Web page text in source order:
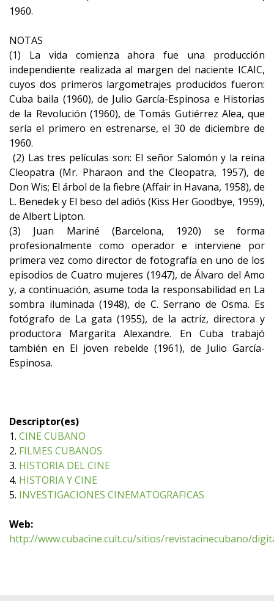
1960.
NOTAS
(1) La vida comienza ahora fue una producción
independiente realizada al margen del naciente ICAIC,
cuyos dos primeros largometrajes producidos fueron:
Cuba baila (1960), de Julio García-Espinosa e Historias
de la Revolución (1960), de Tomás Gutiérrez Alea, que
sería el primero en estrenarse, el 30 de diciembre de
1960.
(2) Las tres películas son: El señor Salomón y la reina
Cleopatra (Mr. Pharaon and the Cleopatra, 1957), de
Don Wis; El árbol de la fiebre (Affair in Havana, 1958), de
L. Benedek y El beso del adiós (Kiss Her Goodbye, 1959),
de Albert Lipton.
(3) Juan Mariné (Barcelona, 1920) se forma
profesionalmente como operador e interviene por
primera vez como director de fotografía en uno de los
episodios de Cuatro mujeres (1947), de Álvaro del Amo
y, a continuación, asume toda la responsabilidad en La
sombra iluminada (1948), de C. Serrano de Osma. Es
fotógrafo de La gata (1955), de la actriz, directora y
productora Margarita Alexandre. En Cuba trabajó
también en El joven rebelde (1961), de Julio García-
Espinosa.
Descriptor(es)
1. CINE CUBANO
2. FILMES CUBANOS
3. HISTORIA DEL CINE
4. HISTORIA Y CINE
5. INVESTIGACIONES CINEMATOGRAFICAS
Web:
http://www.cubacine.cult.cu/sitios/revistacinecubano/